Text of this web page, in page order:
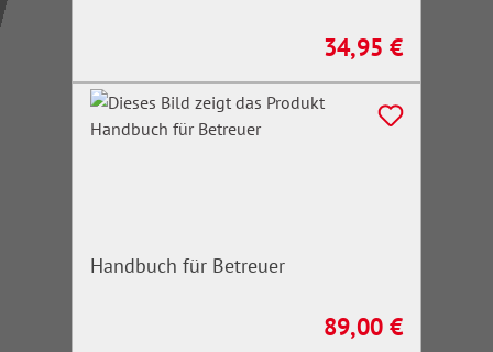
Regulärer Preis:
34,95 €
Handbuch für Betreuer
Regulärer Preis:
89,00 €